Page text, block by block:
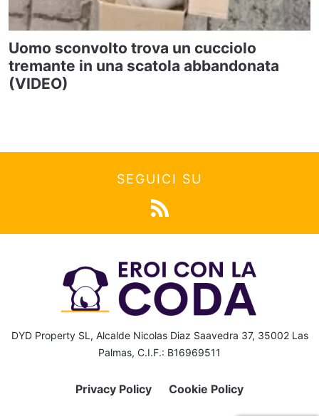
Uomo sconvolto trova un cucciolo
tremante in una scatola abbandonata
(VIDEO)
SEGUICI SU
DYD Property SL, Alcalde Nicolas Diaz Saavedra 37, 35002 Las
Palmas, C.I.F.: B16969511
Privacy Policy Cookie Policy